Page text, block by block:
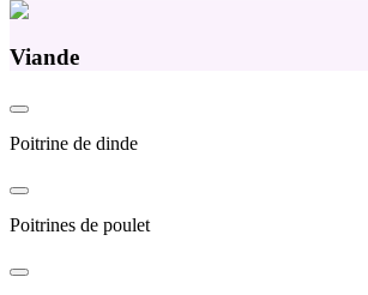
Viande
Poitrine de dinde
Poitrines de poulet